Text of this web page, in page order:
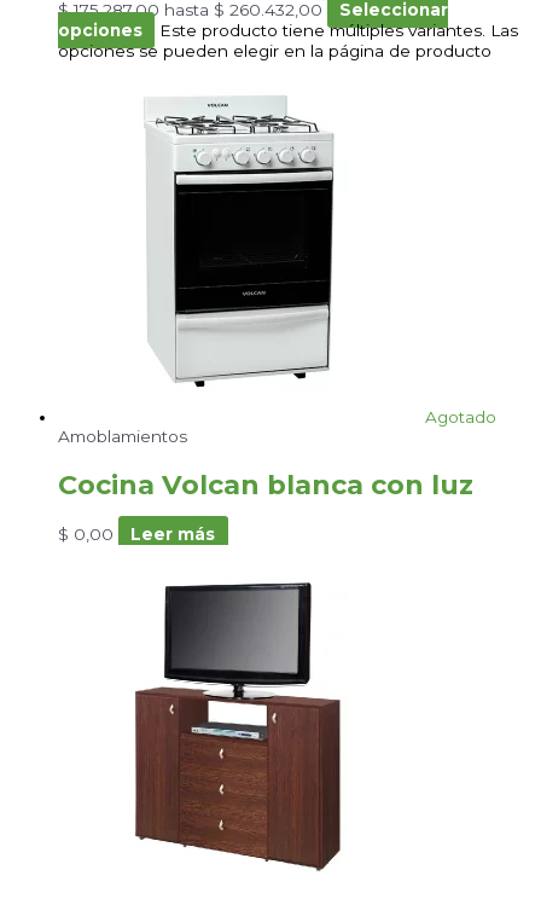
$ 175.287,00 hasta $ 260.432,00
Seleccionar
opciones
Este producto tiene múltiples variantes. Las
opciones se pueden elegir en la página de producto
Agotado
Amoblamientos
Cocina Volcan blanca con luz
$ 0,00 Leer más